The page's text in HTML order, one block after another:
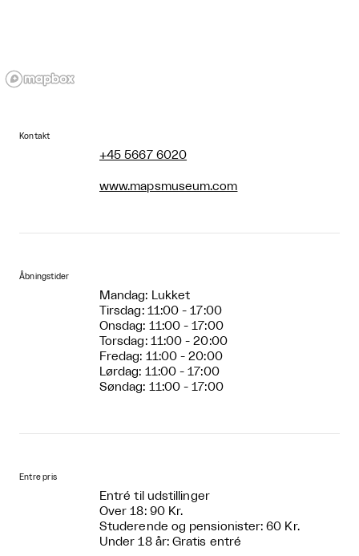
Kontakt
+45 5667 6020
www.mapsmuseum.com
Åbningstider
Mandag: Lukket
Tirsdag: 11:00 - 17:00
Onsdag: 11:00 - 17:00
Torsdag: 11:00 - 20:00
Fredag: 11:00 - 20:00
Lørdag: 11:00 - 17:00
Søndag: 11:00 - 17:00
Entre pris
Entré til udstillinger
Over 18: 90 Kr.
Studerende og pensionister: 60 Kr.
Under 18 år: Gratis entré